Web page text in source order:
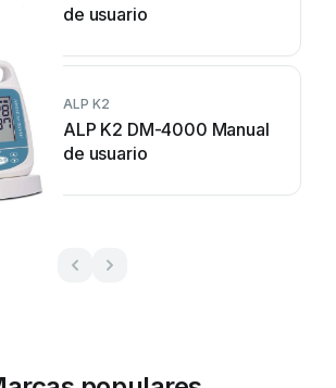
de usuario
ALP K2
ALP K2 DM-4000 Manual
de usuario